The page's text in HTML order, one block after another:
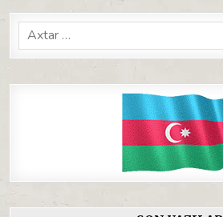
Search
for: